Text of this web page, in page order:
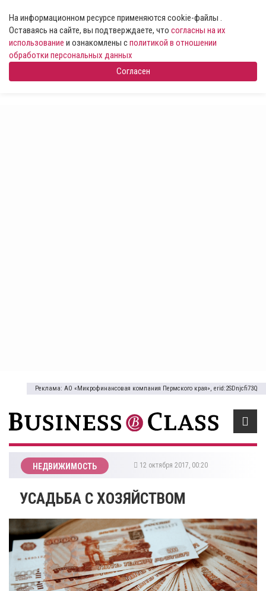
На информационном ресурсе применяются cookie-файлы .
Оставаясь на сайте, вы подтверждаете, что согласны на их
использование и ознакомлены сполитикой в отношении
обработки персональных данных
Согласен
Реклама: АО «Микрофинансовая компания Пермского края», erid:2SDnjcfi73Q
НЕДВИЖИМОСТЬ 12 октября 2017, 00:20
УСАДЬБА С ХОЗЯЙСТВОМ